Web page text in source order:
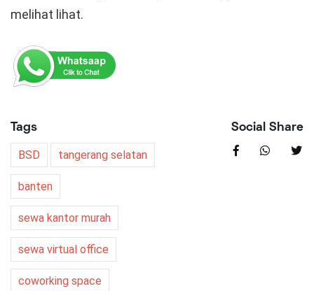
melihat lihat.
Tags
BSD tangerang selatan
banten
sewa kantor murah
sewa virtual office
coworking space
Social Share